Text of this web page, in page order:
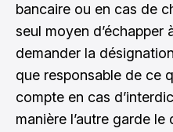
bancaire ou en cas de
seul moyen d’échapper
demander la
que responsable de ce
compte en cas
manière l’autre garde